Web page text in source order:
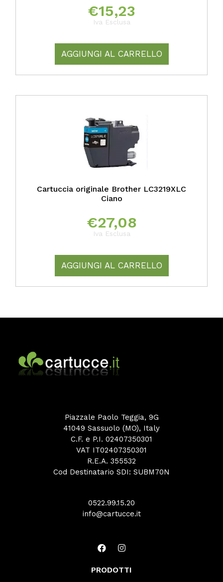
€15,23
Iva Esclusa
AGGIUNGI AL CARRELLO
Cartuccia originale Brother LC3219XLC
Ciano
€27,08
Iva Esclusa
AGGIUNGI AL CARRELLO
Piazzale Paolo Teggia, 9G
41049 Sassuolo (MO), Italy
C.F. e P.I. 02407350301
VAT IT02407350301
R.E.A. 355532
Cod Destinatario SDI: SUBM70N
0522.99.15.20
info@cartucce.it
PRODOTTI